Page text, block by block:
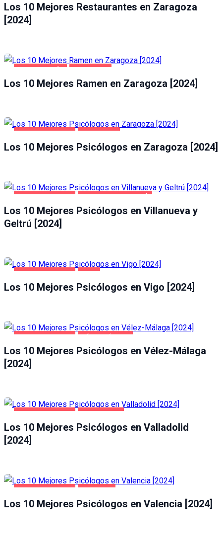
Los 10 Mejores Restaurantes en Zaragoza
[2024]
GASTRONOMÍA ZARAGOZA
Los 10 Mejores Ramen en Zaragoza [2024]
SALUD Y BELLEZA ZARAGOZA
Los 10 Mejores Psicólogos en Zaragoza [2024]
SALUD Y BELLEZA VILLANUEVA Y GELTRÚ
Los 10 Mejores Psicólogos en Villanueva y
Geltrú [2024]
SALUD Y BELLEZA VIGO
Los 10 Mejores Psicólogos en Vigo [2024]
SALUD Y BELLEZA VÉLEZ-MÁLAGA
Los 10 Mejores Psicólogos en Vélez-Málaga
[2024]
SALUD Y BELLEZA VALLADOLID
Los 10 Mejores Psicólogos en Valladolid
[2024]
SALUD Y BELLEZA VALENCIA
Los 10 Mejores Psicólogos en Valencia [2024]